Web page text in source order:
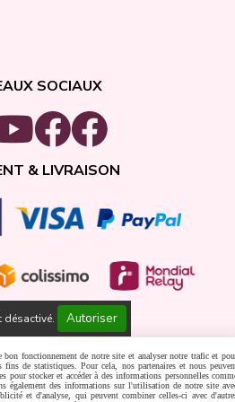
SOCIAUX
& LIVRAISON
désactivé.
Autoriser
Créer un site internet
fonctionnement de notre site et analyser notre trafic et
de statistiques. Pour cela, nos partenaires et nous
pour stocker et accéder à des informations personnelles
également des informations sur l'utilisation de notre site
et d'analyse, qui peuvent combiner celles-ci avec